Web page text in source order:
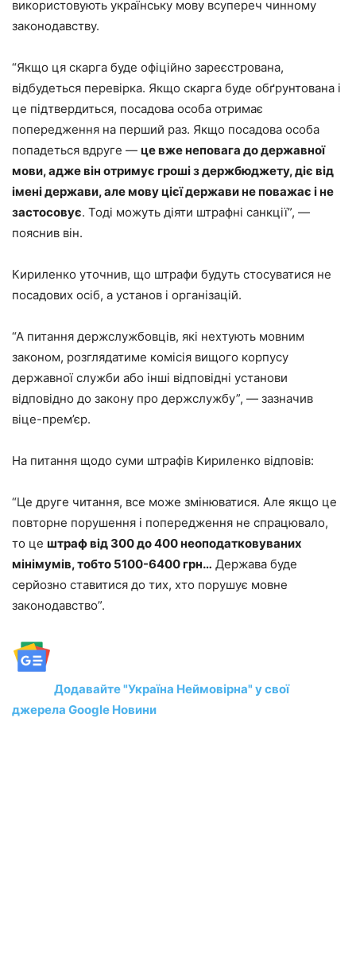
використовують українську мову всупереч чинному
законодавству.
“Якщо ця скарга буде офіційно зареєстрована,
відбудеться перевірка. Якщо скарга буде обґрунтована і
це підтвердиться, посадова особа отримає
попередження на перший раз. Якщо посадова особа
попадеться вдруге — це вже неповага до державної
мови, адже він отримує гроші з держбюджету, діє від
імені держави, але мову цієї держави не поважає і не
застосовує. Тоді можуть діяти штрафні санкції”, —
пояснив він.
Кириленко уточнив, що штрафи будуть стосуватися не
посадових осіб, а установ і організацій.
“А питання держслужбовців, які нехтують мовним
законом, розглядатиме комісія вищого корпусу
державної служби або інші відповідні установи
відповідно до закону про держслужбу”, — зазначив
віце-прем’єр.
На питання щодо суми штрафів Кириленко відповів:
“Це друге читання, все може змінюватися. Але якщо це
повторне порушення і попередження не спрацювало,
то це штраф від 300 до 400 неоподатковуваних
мінімумів, тобто 5100-6400 грн… Держава буде
серйозно ставитися до тих, хто порушує мовне
законодавство”.
Додавайте "Україна Неймовірна" у свої
джерела Google Новини